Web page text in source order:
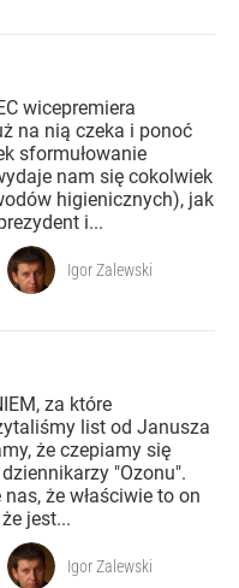
wicepremiera
na nią czeka i ponoć
sformułowanie
nam się cokolwiek
higienicznych), jak
i...
Igor Zalewski
za które
list od Janusza
że czepiamy się
"Ozonu".
że właściwie to on
jest...
Igor Zalewski